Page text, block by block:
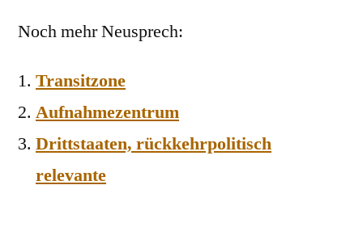
Noch mehr Neusprech:
Transitzone
Aufnahmezentrum
Drittstaaten, rückkehrpolitisch
relevante